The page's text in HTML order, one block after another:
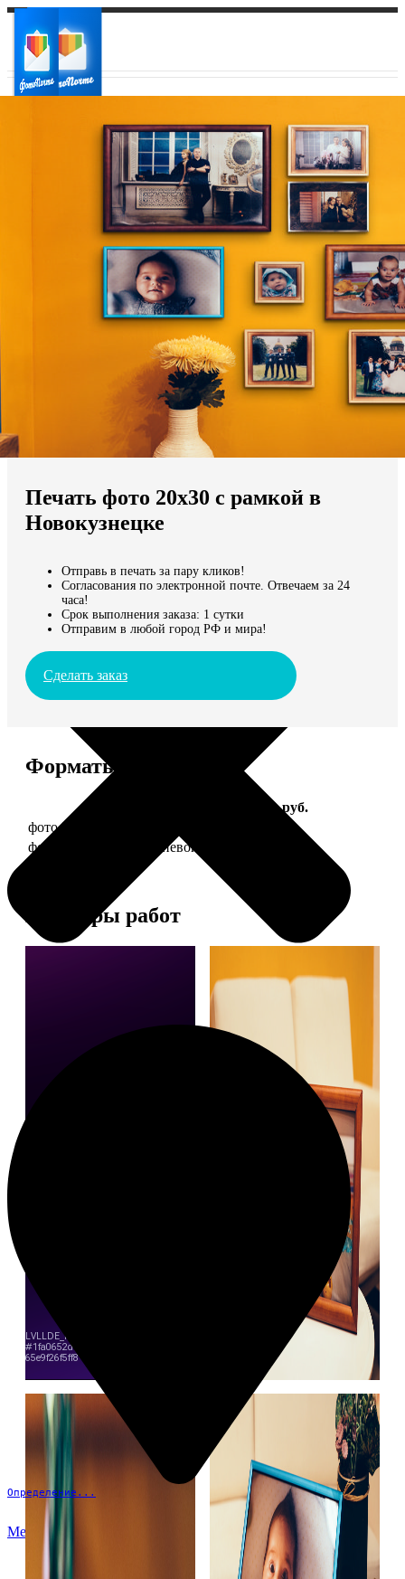
Ваш регион доставки
Выберите из списка:
Мы доставляем по всему миру
Продолжить без города
Определение...
Меню
Печать фото 20х30 с рамкой в
Новокузнецке
Отправь в печать за пару кликов!
Согласования по электронной почте. Отвечаем за 24
часа!
Срок выполнения заказа: 1 сутки
Отправим в любой город РФ и мира!
Сделать заказ
Форматы и цены
Цена, руб.
фото 20х30 в деревянной рамке
фото 20х30 в алюминиевой рамке
Примеры работ